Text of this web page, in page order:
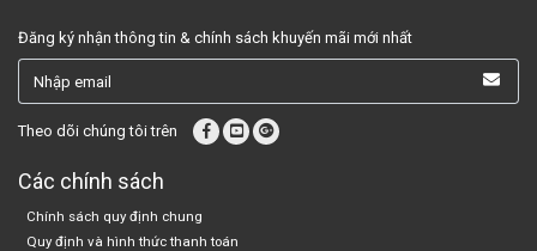
Đăng ký nhận thông tin & chính sách khuyến mãi mới nhất
Theo dõi chúng tôi trên
Các chính sách
Chính sách quy định chung
Quy định và hình thức thanh toán